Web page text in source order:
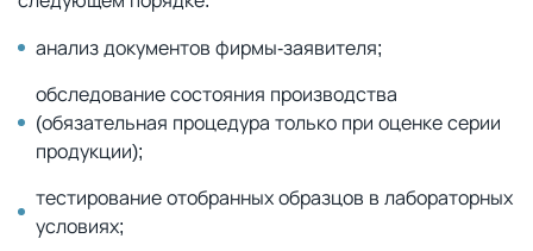
анализ документов фирмы-заявителя;
обследование состояния производства
(обязательная процедура только при оценке серии
продукции);
тестирование отобранных образцов в лабораторных
условиях;